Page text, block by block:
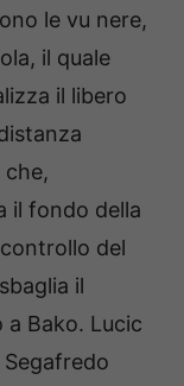
le vu nere,
il quale
il libero
che,
il fondo della
del
il
Bako. Lucic